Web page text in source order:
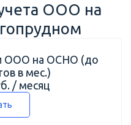
ООО на
ООО на ОСНО (до
в мес.)
/ месяц